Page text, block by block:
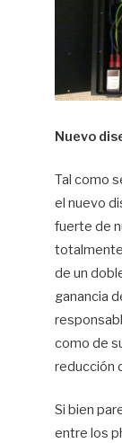
Nuevo
Tal como
el nuevo
fuerte de
de un
ganancia
como de
reducción
Si bien
entre los